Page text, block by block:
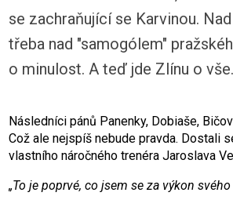
se zachraňující se Karvinou.
třeba nad "samogólem"
o minulost. A teď jde Zlínu o vše.
Následníci pánů Panenky, Dobiaše,
Což ale nejspíš nebude pravda. Dostali
vlastního náročného trenéra Jaroslava
„To je poprvé, co jsem se za výkon